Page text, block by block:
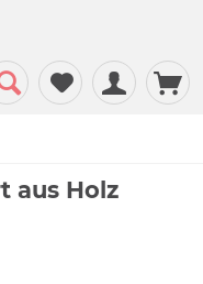
aus Holz